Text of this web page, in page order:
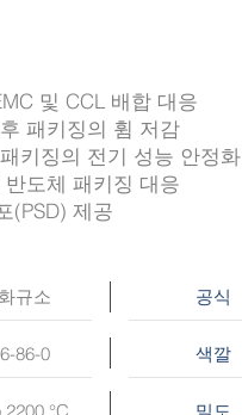
및 CCL 배합 대응
패키징의 휨 저감
키징의 전기 성능 안정화
도체 패키징 대응
(PSD) 제공
규소 공식
86-0 색깔
밀도